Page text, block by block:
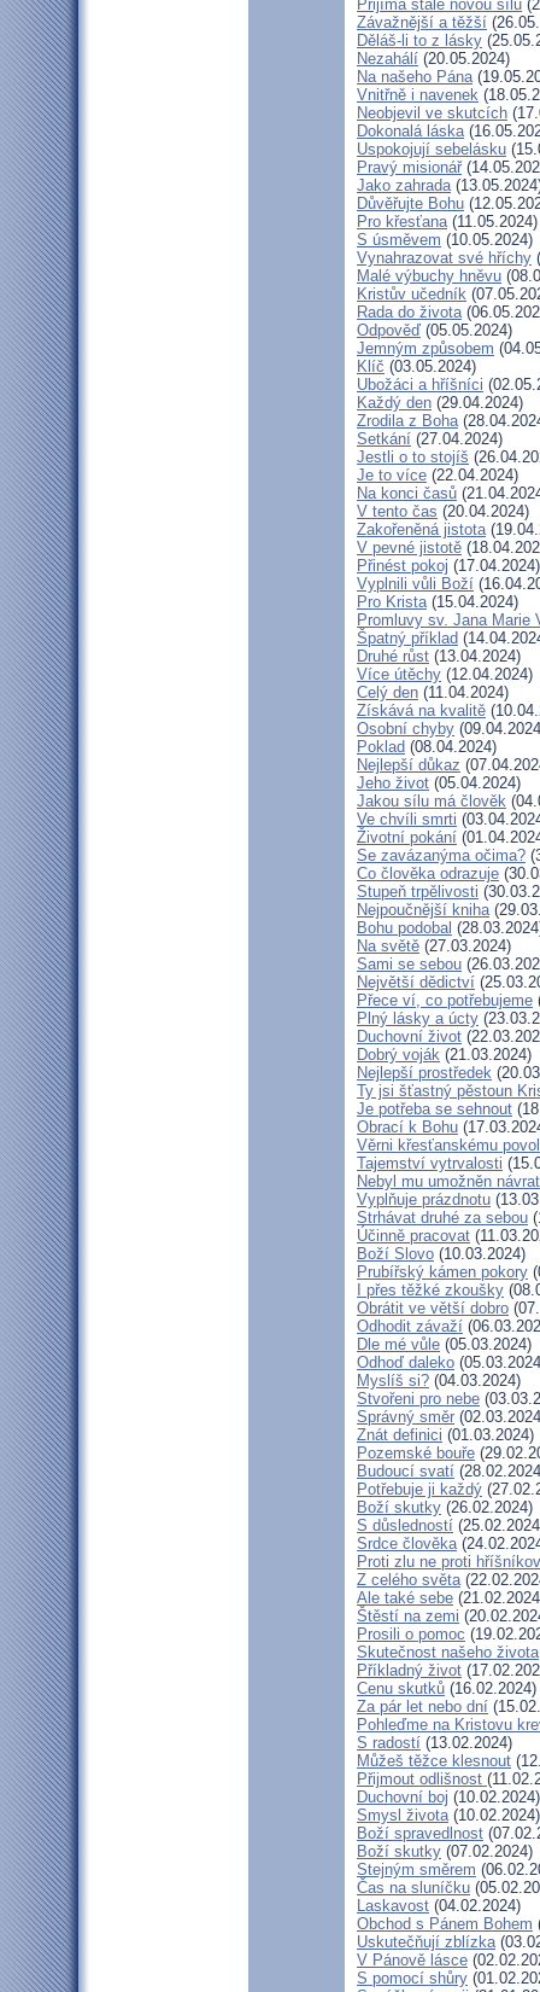
Přijímá stále novou sílu
Závažnější a těžší
Děláš-li to z lásky
Nezahálí (20.05.2024)
Na našeho Pána
Vnitřně i navenek
Neobjevil ve skutcích
Dokonalá láska
Uspokojují sebelásku
Pravý misionář
Jako zahrada
Důvěřujte Bohu
Pro křesťana(11.05.2024)
S úsměvem (10.05.2024)
Vynahrazovat své hříchy
Malé výbuchy hněvu
Kristův učedník
Rada do života
Odpověď (05.05.2024)
Jemným způsobem
Klíč (03.05.2024)
Ubožáci a hříšníci
Každý den (29.04.2024)
Zrodila z Boha
Setkání (27.04.2024)
Jestli o to stojíš
Je to více (22.04.2024)
Na konci časů
V tento čas (20.04.2024)
Zakořeněná jistota
V pevné jistotě
Přinést pokoj (17.04.2024)
Vyplnili vůli Boží
Pro Krista(15.04.2024)
Promluvy sv. Jana Marie
Špatný příklad
Druhé růst (13.04.2024)
Více útěchy (12.04.2024)
Celý den (11.04.2024)
Získává na kvalitě
Osobní chyby
Poklad (08.04.2024)
Nejlepší důkaz
Jeho život (05.04.2024)
Jakou sílu má člověk
Ve chvíli smrti
Životní pokání
Se zavázanýma očima?
Co člověka odrazuje
Stupeň trpělivosti
Nejpoučnější kniha
Bohu podobal
Na světě (27.03.2024)
Sami se sebou
Největší dědictví
Přece ví, co potřebujeme
Plný lásky a úcty
Duchovní život
Dobrý voják (21.03.2024)
Nejlepší prostředek
Ty jsi šťastný pěstoun
Je potřeba se sehnout
Obrací k Bohu
Věrni křesťanskému
Tajemství vytrvalosti
Nebyl mu umožněn návrat
Vyplňuje prázdnotu
Strhávat druhé za sebou
Účinně pracovat
Boží Slovo (10.03.2024)
Prubířský kámen pokory
I přes těžké zkoušky
Obrátit ve větší dobro
Odhodit závaží
Dle mé vůle (05.03.2024)
Odhoď daleko
Myslíš si? (04.03.2024)
Stvořeni pro nebe
Správný směr
Znát definici (01.03.2024)
Pozemské bouře
Budoucí svatí
Potřebuje ji každý
Boží skutky (26.02.2024)
S důsledností
Srdce člověka
Proti zlu ne proti
Z celého světa
Ale také sebe
Štěstí na zemi
Prosili o pomoc
Skutečnost našeho života
Příkladný život
Cenu skutků (16.02.2024)
Za pár let nebo dní
Pohleďme na Kristovu
S radostí (13.02.2024)
Můžeš těžce klesnout
Přijmout odlišnost
Duchovní boj (10.02.2024)
Smysl života(10.02.2024)
Boží spravedlnost
Boží skutky (07.02.2024)
Stejným směrem
Čas na sluníčku
Laskavost (04.02.2024)
Obchod s Pánem Bohem
Uskutečňují zblízka
V Pánově lásce
S pomocí shůry